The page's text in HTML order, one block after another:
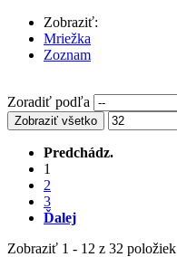
Zobraziť:
Mriežka
Zoznam
Zoradiť podľa
Zobraziť všetko
Predchádz.
1
2
3
Ďalej
Zobraziť 1 - 12 z 32 položiek